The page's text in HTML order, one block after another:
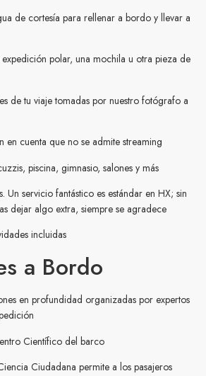
de cortesía para rellenar a bordo y llevar a
polar, una mochila u otra pieza de
de tu viaje tomadas por nuestro fotógrafo a
en cuenta que no se admite streaming
piscina, gimnasio, salones y más
Un servicio fantástico es estándar en HX; sin
dejar algo extra, siempre se agradece
incluidas
a Bordo
en profundidad organizadas por expertos
Científico del barco
Ciudadana permite a los pasajeros